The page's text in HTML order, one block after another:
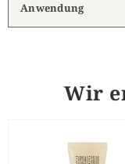
Anwendung
Wir